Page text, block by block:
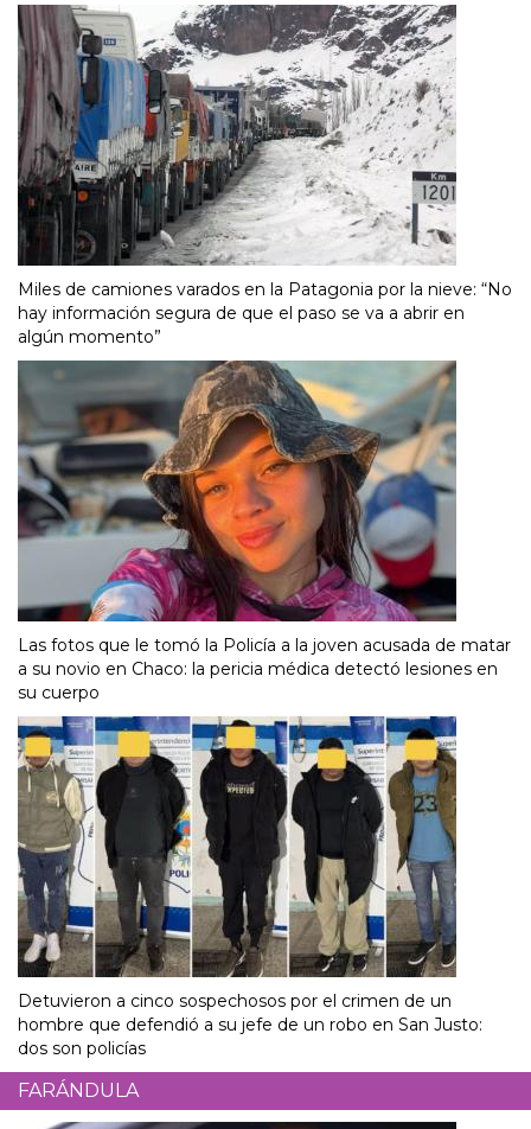
Miles de camiones varados en la Patagonia por la nieve: “No
hay información segura de que el paso se va a abrir en
algún momento”
Las fotos que le tomó la Policía a la joven acusada de matar
a su novio en Chaco: la pericia médica detectó lesiones en
su cuerpo
Detuvieron a cinco sospechosos por el crimen de un
hombre que defendió a su jefe de un robo en San Justo:
dos son policías
FARÁNDULA